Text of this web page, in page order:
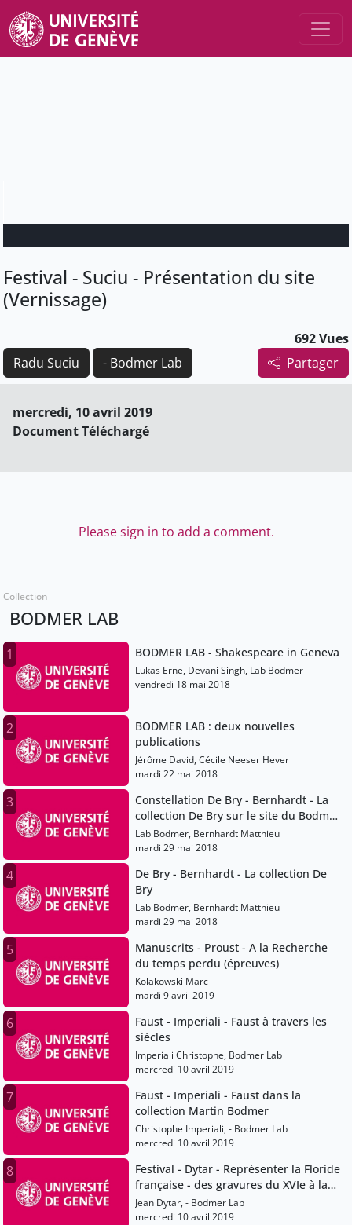
Festival - Suciu - Présentation du site
(Vernissage)
692 Vues
Partager
Radu Suciu - Bodmer Lab
mercredi, 10 avril 2019
Document Téléchargé
Please sign in to add a comment.
Collection
BODMER LAB
1 BODMER LAB - Shakespeare in Geneva
Lukas Erne, Devani Singh, Lab Bodmer
vendredi 18 mai 2018
2
BODMER LAB : deux nouvelles
publications
Jérôme David, Cécile Neeser Hever
mardi 22 mai 2018
3
Constellation De Bry - Bernhardt - La
collection De Bry sur le site du Bodmer
Lab
Lab Bodmer, Bernhardt Matthieu
mardi 29 mai 2018
4
De Bry - Bernhardt - La collection De
Bry
Lab Bodmer, Bernhardt Matthieu
mardi 29 mai 2018
5
Manuscrits - Proust - A la Recherche
du temps perdu (épreuves)
Kolakowski Marc
mardi 9 avril 2019
6
Faust - Imperiali - Faust à travers les
siècles
Imperiali Christophe, Bodmer Lab
mercredi 10 avril 2019
7
Faust - Imperiali - Faust dans la
collection Martin Bodmer
Christophe Imperiali, - Bodmer Lab
mercredi 10 avril 2019
8
Festival - Dytar - Représenter la Floride
française - des gravures du XVIe à la
bande dessinée
Jean Dytar, - Bodmer Lab
mercredi 10 avril 2019